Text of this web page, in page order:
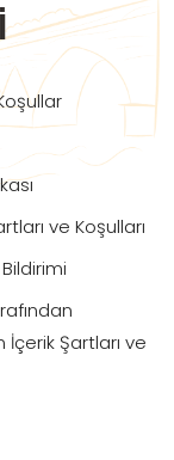
ve Koşulları
İçerik Şartları ve